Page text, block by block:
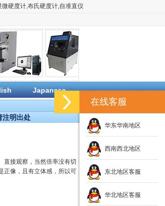
微硬度计,布氏硬度计,自准直仪
Japanese
注明出处
直接观察，当然倍率没有切
正像，且有立体感，所以可
在线客服
华东华南地区
西南西北地区
东北地区客服
华北地区客服